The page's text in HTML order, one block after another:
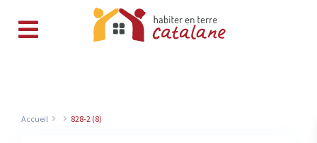
Accueil 828-2 (8)